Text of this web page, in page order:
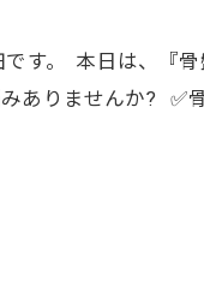
す。 本日は、『
ありませんか? ✅